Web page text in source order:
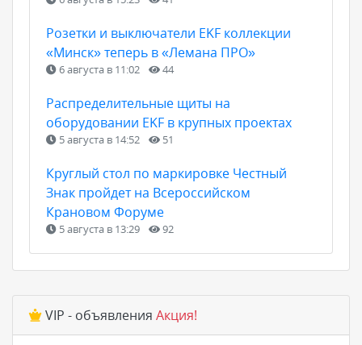
Розетки и выключатели EKF коллекции
«Минск» теперь в «Лемана ПРО»
6 августа в 11:02 44
Распределительные щиты на
оборудовании EKF в крупных проектах
5 августа в 14:52 51
Круглый стол по маркировке Честный
Знак пройдет на Всероссийском
Крановом Форуме
5 августа в 13:29 92
VIP - объявления Акция!